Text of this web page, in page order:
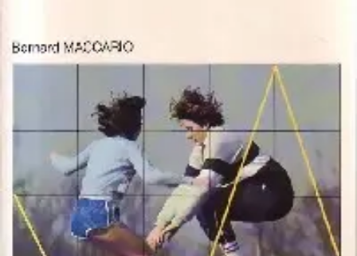
projetsGestion de ProjetComparatifs